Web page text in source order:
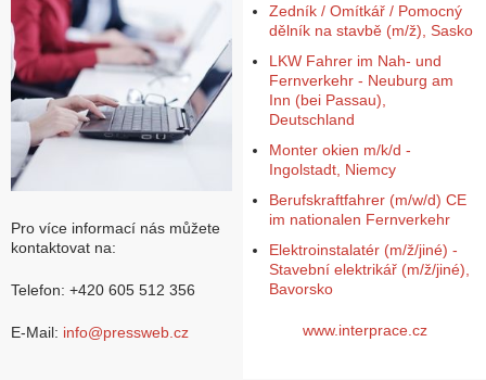
Pro více informací nás můžete
kontaktovat na:
Telefon: +420 605 512 356
E-Mail: info@pressweb.cz
Zedník / Omítkář / Pomocný
dělník na stavbě (m/ž), Sasko
LKW Fahrer im Nah- und
Fernverkehr - Neuburg am
Inn (bei Passau),
Deutschland
Monter okien m/k/d -
Ingolstadt, Niemcy
Berufskraftfahrer (m/w/d) CE
im nationalen Fernverkehr
Elektroinstalatér (m/ž/jiné) -
Stavební elektrikář (m/ž/jiné),
Bavorsko
www.interprace.cz